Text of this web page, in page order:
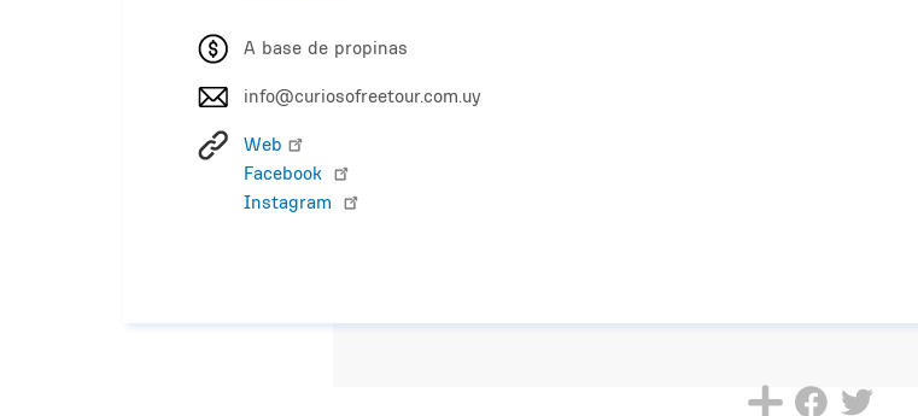
A base de propinas
info@curiosofreetour.com.uy
Web
Facebook
Instagram